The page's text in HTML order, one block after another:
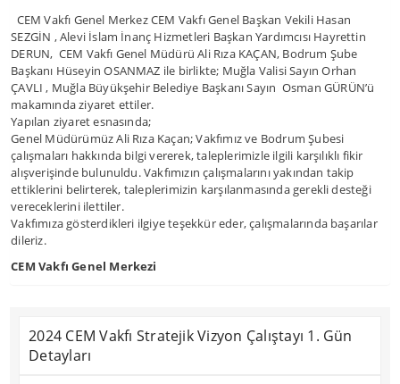
CEM Vakfı Genel Merkez CEM Vakfı Genel Başkan Vekili Hasan
SEZGİN , Alevi İslam İnanç Hizmetleri Başkan Yardımcısı Hayrettin
DERUN, CEM Vakfı Genel Müdürü Ali Rıza KAÇAN, Bodrum Şube
Başkanı Hüseyin OSANMAZ ile birlikte; Muğla Valisi Sayın Orhan
ÇAVLI , Muğla Büyükşehir Belediye Başkanı Sayın Osman GÜRÜN’ü
makamında ziyaret ettiler.
Yapılan ziyaret esnasında;
Genel Müdürümüz Ali Rıza Kaçan; Vakfımız ve Bodrum Şubesi
çalışmaları hakkında bilgi vererek, taleplerimizle ilgili karşılıklı fikir
alışverişinde bulunuldu. Vakfımızın çalışmalarını yakından takip
ettiklerini belirterek, taleplerimizin karşılanmasında gerekli desteği
vereceklerini ilettiler.
Vakfımıza gösterdikleri ilgiye teşekkür eder, çalışmalarında başarılar
dileriz.
CEM Vakfı Genel Merkezi
2024 CEM Vakfı Stratejik Vizyon Çalıştayı 1. Gün
Detayları